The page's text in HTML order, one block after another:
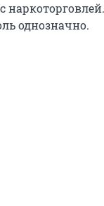
однозначно.